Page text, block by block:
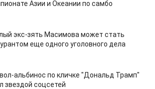
Азии и Океании по самбо
экс-зять Масимова может стать
еще одного уголовного дела
альбинос по кличке "Дональд Трамп"
звездой соцсетей